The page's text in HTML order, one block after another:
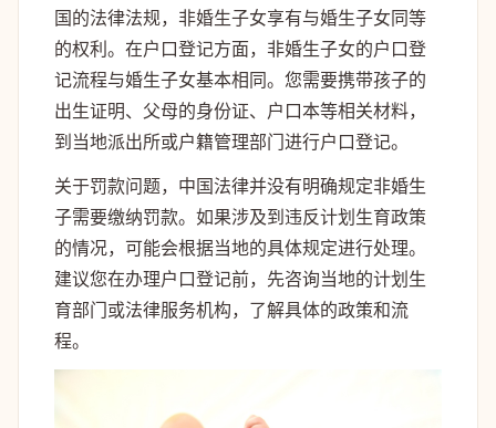
国的法律法规，非婚生子女享有与婚生子女同等
的权利。在户口登记方面，非婚生子女的户口登
记流程与婚生子女基本相同。您需要携带孩子的
出生证明、父母的身份证、户口本等相关材料，
到当地派出所或户籍管理部门进行户口登记。
关于罚款问题，中国法律并没有明确规定非婚生
子需要缴纳罚款。如果涉及到违反计划生育政策
的情况，可能会根据当地的具体规定进行处理。
建议您在办理户口登记前，先咨询当地的计划生
育部门或法律服务机构，了解具体的政策和流
程。